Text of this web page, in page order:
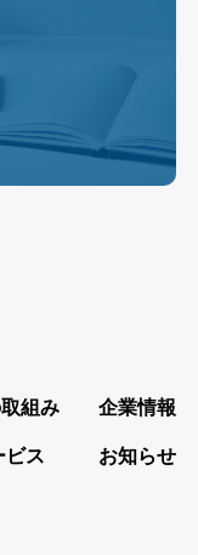
組み 企業情報
ビス お知らせ